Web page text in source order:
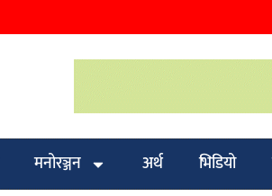
मनोरञ्जन अर्थ भिडियो